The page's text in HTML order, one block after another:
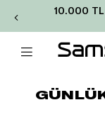
10.000